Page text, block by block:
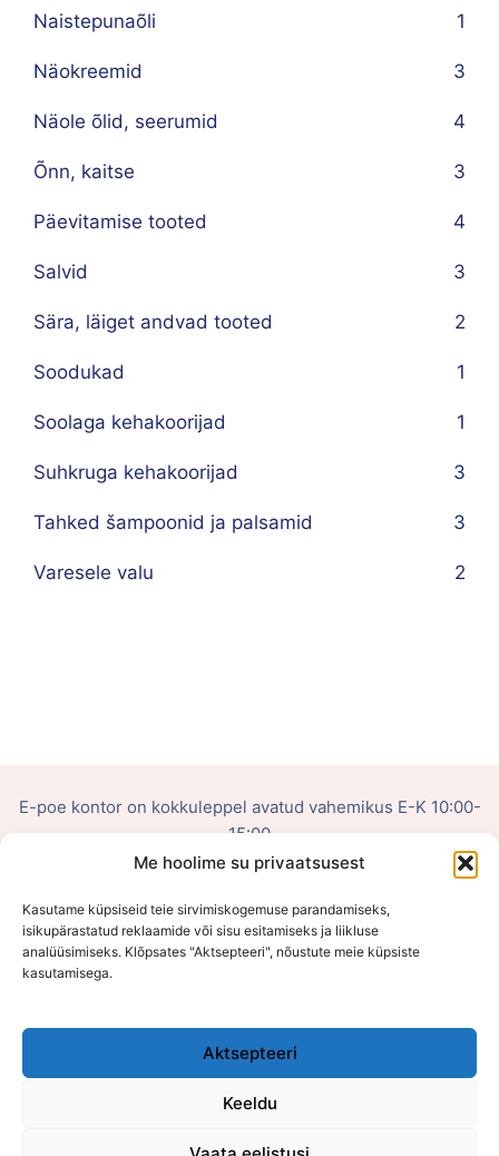
Me hoolime su privaatsusest
Kasutame küpsiseid teie sirvimiskogemuse parandamiseks,
isikupärastatud reklaamide või sisu esitamiseks ja liikluse
analüüsimiseks. Klõpsates "Aktsepteeri", nõustute meie küpsiste
kasutamisega.
Aktsepteeri
Keeldu
Naistepunaõli 1
Näokreemid 3
Näole õlid, seerumid 4
Õnn, kaitse 3
Päevitamise tooted 4
Salvid 3
Sära, läiget andvad tooted 2
Soodukad 1
Soolaga kehakoorijad 1
Suhkruga kehakoorijad 3
Tahked šampoonid ja palsamid 3
Varesele valu 2
E-poe kontor on kokkuleppel avatud vahemikus E-K 10:00-
15:00
Reg. nr: 16108484
Viljandi mnt 75, Õssu, Tartumaa (Füüsilist poodi ei ole)